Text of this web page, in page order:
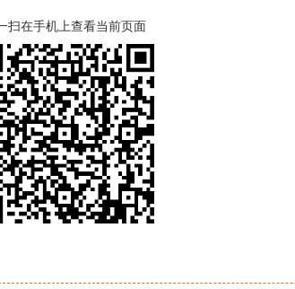
扫在手机上查看当前页面